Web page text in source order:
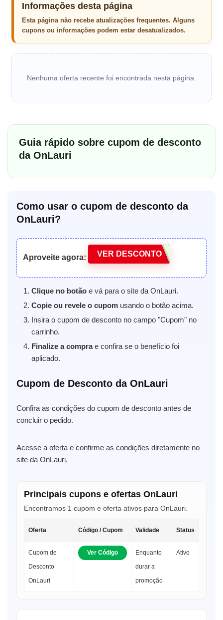
Informações desta página
Esta página não recebe atualizações frequentes. Alguns
cupons ou informações podem estar desatualizados.
Nenhuma oferta recente foi encontrada nesta página.
Guia rápido sobre cupom de desconto
da OnLauri
Como usar o cupom de desconto da
OnLauri?
Aproveite agora: VER DESCONTO
Clique no botão e vá para o site da OnLauri.
Copie ou revele o cupom usando o botão acima.
Insira o cupom de desconto no campo "Cupom" no
carrinho.
Finalize a comprae confira se o benefício foi
aplicado.
Cupom de Desconto da OnLauri
Confira as condições do cupom de desconto antes de
concluir o pedido.
Acesse a oferta e confirme as condições diretamente no
site da OnLauri.
Principais cupons e ofertas OnLauri
Encontramos 1 cupom e oferta ativos para OnLauri.
Oferta Código / Cupom Validade Status
Cupom de
Desconto
OnLauri
Ver Código
Enquanto
durar a
promoção
Ativo